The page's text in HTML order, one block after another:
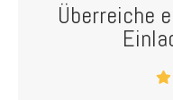
Überreiche